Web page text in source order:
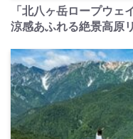
「北八ヶ岳ロープウェ
涼感あふれる絶景高原